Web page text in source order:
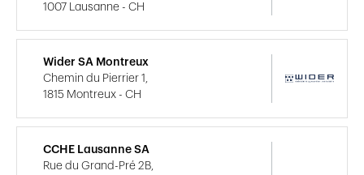
1007 Lausanne - CH
Wider SA Montreux
Chemin du Pierrier 1,
1815 Montreux - CH
CCHE Lausanne SA
Rue du Grand-Pré 2B,